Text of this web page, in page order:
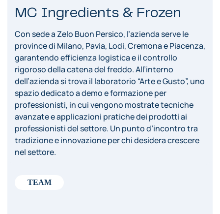
MC Ingredients & Frozen
Con sede a Zelo Buon Persico, l’azienda serve le
province di Milano, Pavia, Lodi, Cremona e Piacenza,
garantendo efficienza logistica e il controllo
rigoroso della catena del freddo. All’interno
dell’azienda si trova il laboratorio “Arte e Gusto”, uno
spazio dedicato a demo e formazione per
professionisti, in cui vengono mostrate tecniche
avanzate e applicazioni pratiche dei prodotti ai
professionisti del settore. Un punto d’incontro tra
tradizione e innovazione per chi desidera crescere
nel settore.
TEAM